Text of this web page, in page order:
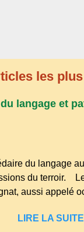
les
langage et
du langage
du terroir.
aussi appelé
en
LIRE LA